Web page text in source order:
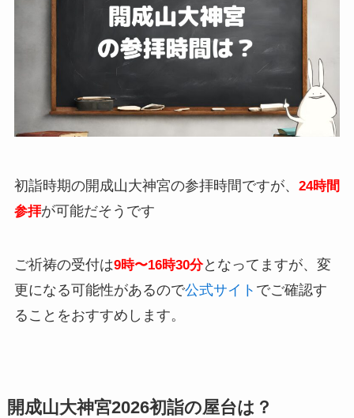
初詣時期の開成山大神宮の参拝時間ですが、 24時間
参拝が可能だそうです
ご祈祷の受付は9時〜16時30分となってますが、変
更になる可能性があるので公式サイト でご確認す
ることをおすすめします。
開成山大神宮2026初詣の屋台は？